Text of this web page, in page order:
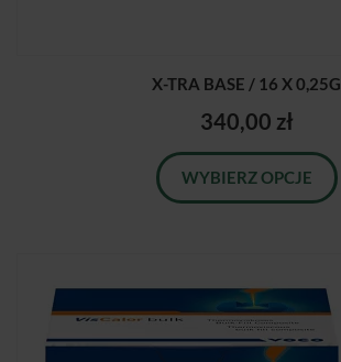
X-TRA BASE / 16 X 0,25G
340,00 zł
WYBIERZ OPCJE